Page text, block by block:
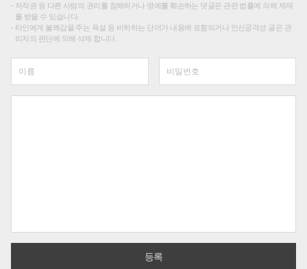
저작권 등 다른 사람의 권리를 침해하거나 명예를 훼손하는 댓글은 관련 법률에 의해 제재
를 받을 수 있습니다.
타인에게 불쾌감을 주는 욕설 등 비하하는 단어가 내용에 포함되거나 인신공격성 글은 관
리자의 판단에 의해 삭제 합니다.